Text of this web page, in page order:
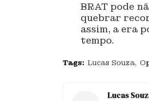
BRAT pode
quebrar
assim, a era
tempo.
Tags: Lucas Souza
Lucas